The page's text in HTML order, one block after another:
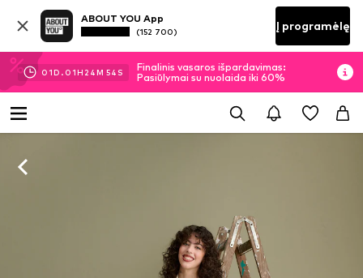
ABOUT YOU App
(152 700) Į programėlę
01D. 01H 24M 53 S
Finalinis vasaros išpardavimas:
Pasiūlymai su nuolaida iki 60%